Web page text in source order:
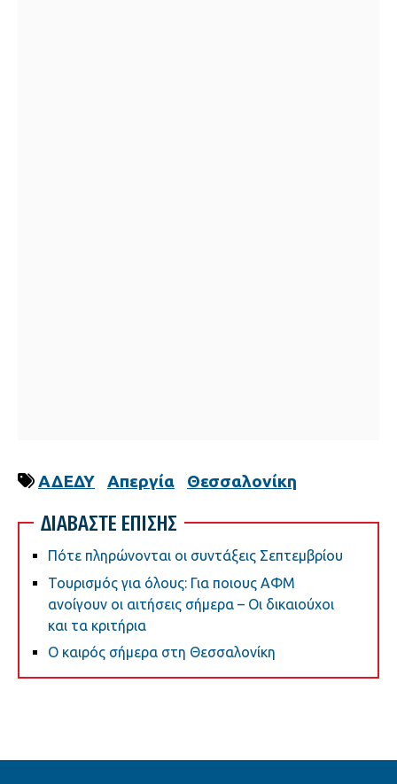
ΑΔΕΔΥ Απεργία Θεσσαλονίκη
ΔΙΑΒΑΣΤΕ ΕΠΙΣΗΣ
Πότε πληρώνονται οι συντάξεις Σεπτεμβρίου
Τουρισμός για όλους: Για ποιους ΑΦΜ
ανοίγουν οι αιτήσεις σήμερα – Οι δικαιούχοι
και τα κριτήρια
Ο καιρός σήμερα στη Θεσσαλονίκη